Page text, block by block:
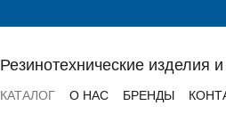
Резинотехнические изделия
КАТАЛОГ О НАС БРЕНДЫ